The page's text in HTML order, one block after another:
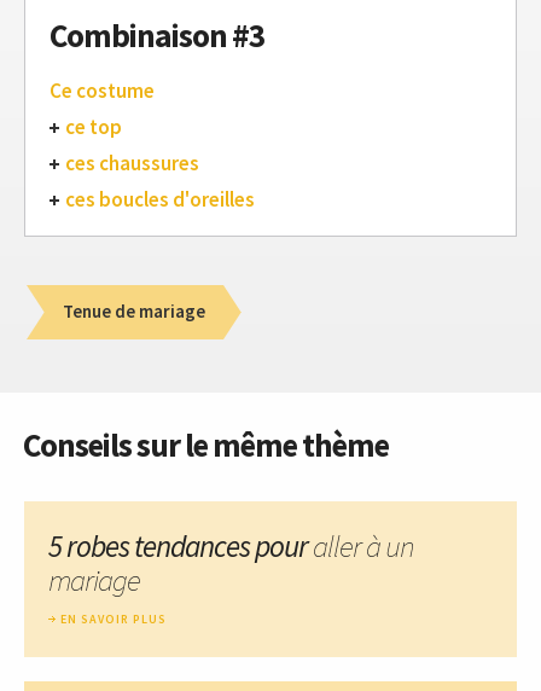
Combinaison #3
Ce costume
ce top
ces chaussures
ces boucles d'oreilles
Tenue de mariage
Conseils sur le même thème
5 robes tendances pouraller à un
mariage
EN SAVOIR PLUS